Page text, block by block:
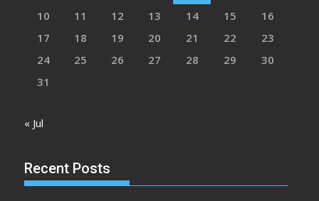
10
11 12 13 14 15
16
17
18 19 20 21 22
23
24
25 26 27 28 29
30
31
« Jul
Recent Posts